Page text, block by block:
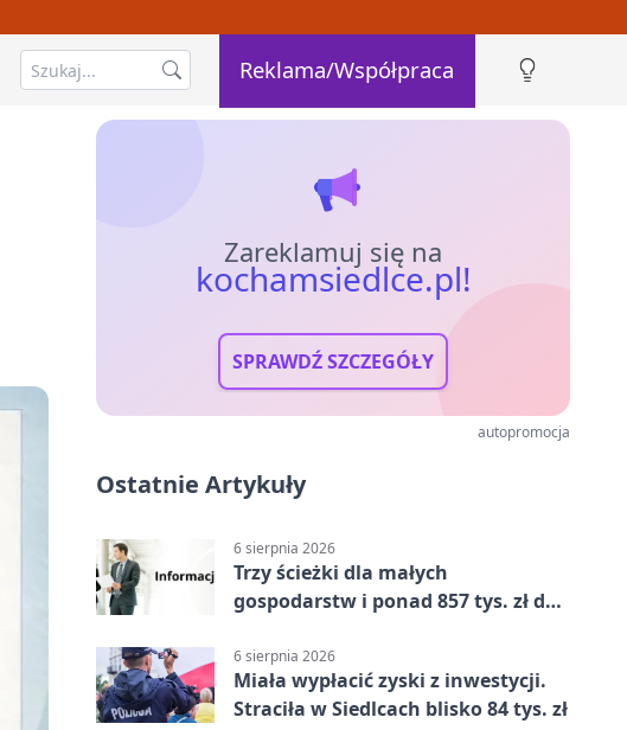
Reklama/Współpraca
Zareklamuj się na
kochamsiedlce.pl!
SPRAWDŹ SZCZEGÓŁY
autopromocja
Ostatnie Artykuły
6 sierpnia 2026
Trzy ścieżki dla małych
gospodarstw i ponad 857 tys. zł do
6 sierpnia 2026
Miała wypłacić zyski z inwestycji.
Straciła w Siedlcach blisko 84 tys. zł